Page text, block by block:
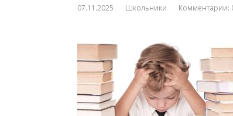
07.11.2025 Школьники Комментарии: